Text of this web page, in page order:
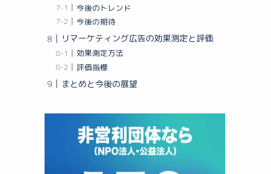
今後のトレンド
今後の期待
リマーケティング広告の効果測定と評価
効果測定方法
評価指標
まとめと今後の展望